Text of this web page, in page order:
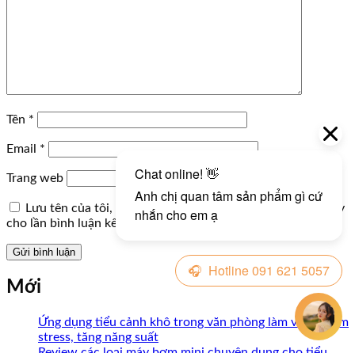
Tên *
Email *
Trang web
Lưu tên của tôi, email, và trang web trong trình duyệt này
cho lần bình luận kế tiếp của tôi.
Mới
Ứng dụng tiểu cảnh khô trong văn phòng làm việc: Giảm
stress, tăng năng suất